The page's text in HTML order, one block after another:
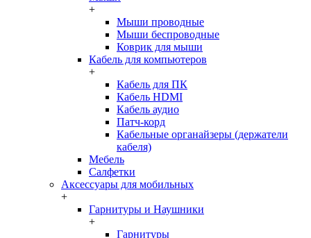
+
Мыши проводные
Мыши беспроводные
Коврик для мыши
Кабель для компьютеров
+
Кабель для ПК
Кабель HDMI
Кабель аудио
Патч-корд
Кабельные органайзеры (держатели
кабеля)
Мебель
Салфетки
Аксессуары для мобильных
+
Гарнитуры и Наушники
+
Гарнитуры